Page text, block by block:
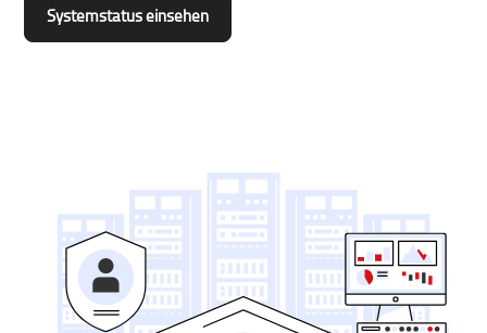
Systemstatus einsehen